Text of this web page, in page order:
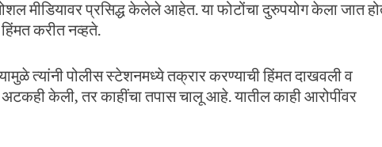
मीडियावर प्रसिद्ध केलेले आहेत. या फोटोंचा दुरुपयोग केला जात
हिंमत करीत नव्हते.
त्यांनी पोलीस स्टेशनमध्ये तक्रार करण्याची हिंमत दाखवली व
अटकही केली, तर काहींचा तपास चालू आहे. यातील काही आरोपींवर